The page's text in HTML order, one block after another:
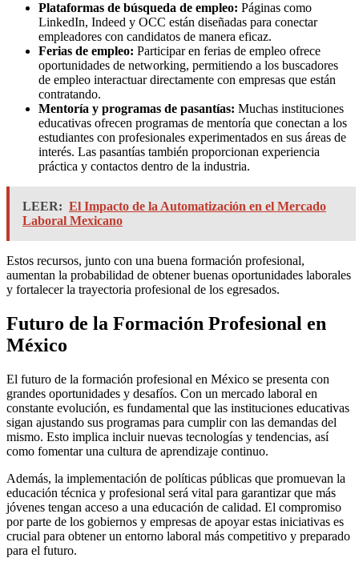
Plataformas de búsqueda de empleo: Páginas como
LinkedIn, Indeed y OCC están diseñadas para conectar
empleadores con candidatos de manera eficaz.
Ferias de empleo: Participar en ferias de empleo ofrece
oportunidades de networking, permitiendo a los buscadores
de empleo interactuar directamente con empresas que están
contratando.
Mentoría y programas de pasantías: Muchas instituciones
educativas ofrecen programas de mentoría que conectan a los
estudiantes con profesionales experimentados en sus áreas de
interés. Las pasantías también proporcionan experiencia
práctica y contactos dentro de la industria.
LEER: El Impacto de la Automatización en el Mercado
Laboral Mexicano
Estos recursos, junto con una buena formación profesional,
aumentan la probabilidad de obtener buenas oportunidades laborales
y fortalecer la trayectoria profesional de los egresados.
Futuro de la Formación Profesional en
México
El futuro de la formación profesional en México se presenta con
grandes oportunidades y desafíos. Con un mercado laboral en
constante evolución, es fundamental que las instituciones educativas
sigan ajustando sus programas para cumplir con las demandas del
mismo. Esto implica incluir nuevas tecnologías y tendencias, así
como fomentar una cultura de aprendizaje continuo.
Además, la implementación de políticas públicas que promuevan la
educación técnica y profesional será vital para garantizar que más
jóvenes tengan acceso a una educación de calidad. El compromiso
por parte de los gobiernos y empresas de apoyar estas iniciativas es
crucial para obtener un entorno laboral más competitivo y preparado
para el futuro.